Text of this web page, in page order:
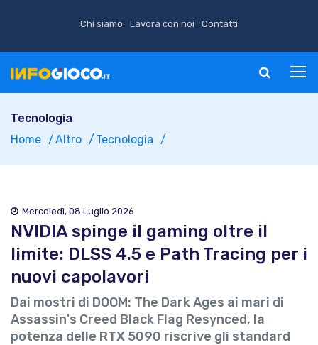
Chi siamo Lavora con noi Contatti
Tecnologia
Home
Altro Tecnologia
Mercoledì, 08 Luglio 2026
NVIDIA spinge il gaming oltre il
limite: DLSS 4.5 e Path Tracing per i
nuovi capolavori
Dai mostri di DOOM: The Dark Ages ai mari di
Assassin's Creed Black Flag Resynced, la
potenza delle RTX 5090 riscrive gli standard